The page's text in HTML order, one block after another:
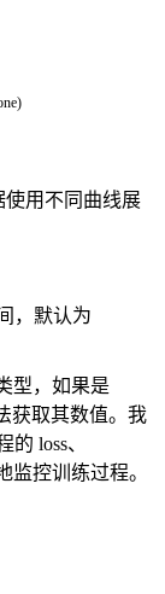
)
使用不同曲线展
，默认为
型，如果是
获取其数值。我
loss、
监控训练过程。